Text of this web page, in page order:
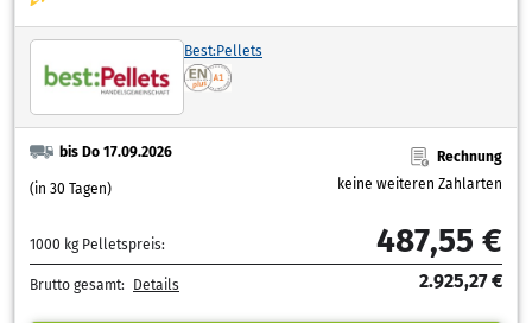
Best:Pellets
bis Do 17.09.2026
(in 30 Tagen)
Rechnung
keine weiteren Zahlarten
1000 kg Pelletspreis: 487,55 €
Brutto gesamt: Details 2.925,27 €